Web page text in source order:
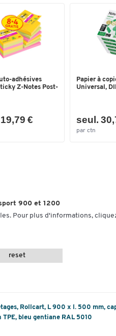
adhésives
Z-Notes Post-
€
Papier à
Universal,
seul.
par ctn
900 et 1200
Pour plus d'informations,
reset
Rollcart, L 900 x l. 500 mm,
bleu gentiane RAL 5010